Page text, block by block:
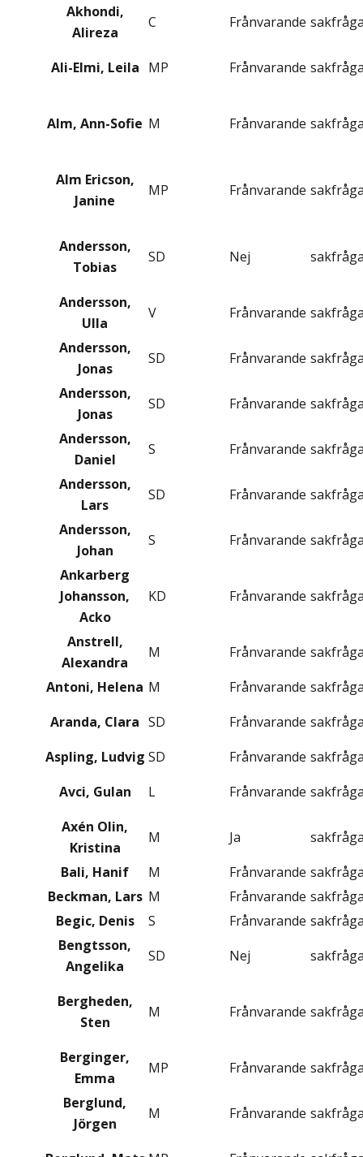
Akhondi,
Alireza
C Frånvarande
Ali-Elmi, Leila MP Frånvarande
Alm, Ann-Sofie M Frånvarande
Alm Ericson,
Janine
MP Frånvarande
Andersson,
Tobias
SD Nej
Andersson,
Ulla
V Frånvarande
Andersson,
Jonas
SD Frånvarande
Andersson,
Jonas
SD Frånvarande
Andersson,
Daniel
S Frånvarande
Andersson,
Lars
SD Frånvarande
Andersson,
Johan
S Frånvarande
Ankarberg
Johansson,
Acko
KD Frånvarande
Anstrell,
Alexandra
M Frånvarande
Antoni, Helena M Frånvarande
Aranda, Clara SD Frånvarande
Aspling, Ludvig SD Frånvarande
Avci, Gulan
L Frånvarande
Axén Olin,
Kristina
M Ja
Bali, Hanif
M Frånvarande
Beckman, Lars M Frånvarande
Begic, Denis
S Frånvarande
Bengtsson,
Angelika
SD Nej
Bergheden,
Sten
M Frånvarande
Berginger,
Emma
MP Frånvarande
Berglund,
Jörgen
M Frånvarande